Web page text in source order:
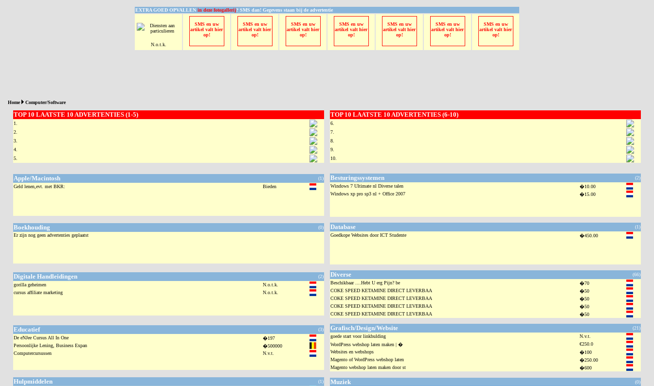
EXTRA GOED OPVALLEN in deze fotogallerij? SMS dan! Gegevens staan bij de advertentie
N.o.t.k.
SMS en uw
artikel valt hier
op!
SMS en uw
artikel valt hier
op!
SMS en uw
artikel valt hier
op!
SMS en uw
artikel valt hier
op!
SMS en uw
artikel valt hier
op!
SMS en uw
artikel valt hier
op!
SMS en uw
artikel valt hier
op!
Home Computer/Software
TOP 10 LAATSTE 10 ADVERTENTIES (1-5)
1.
2.
3.
4.
5.
TOP 10 LAATSTE 10 ADVERTENTIES (6-10)
6.
7.
8.
9.
10.
Apple/Macintosh
(1)
Geld lenen,evt. met BKR:
Bieden
Besturingssystemen
(2)
Windows 7 Ultimate nl Diverse talen
�10.00
Windows xp pro sp3 nl + Office 2007
�15.00
Boekhouding
(0)
Er zijn nog geen advertenties geplaatst
Database
(1)
Goedkope Websites door ICT Studente
�450.00
Digitale Handleidingen
(2)
gorilla geheimen
N.o.t.k.
cursus affiliate marketing
N.o.t.k.
Diverse
(66)
Beschikbaar ....Hebt U erg Pijn? be
�70
COKE SPEED KETAMINE DIRECT LEVERBAA
�50
COKE SPEED KETAMINE DIRECT LEVERBAA
�50
COKE SPEED KETAMINE DIRECT LEVERBAA
�50
COKE SPEED KETAMINE DIRECT LEVERBAA
�50
Educatief
(3)
De eNJee Cursus All In One
�197
Persoonlijke Lening, Business Expan
�500000
Computercursussen
N.v.t.
Grafisch/Design/Website
(21)
goede start voor linkbulding
N.v.t.
WordPress webshop laten maken | �
€250.0
Websites en webshops
�100
Magento of WordPress webshop laten
�250.00
Magento webshop laten maken door st
�600
Hulpmiddelen
(1)
Muziek
(0)